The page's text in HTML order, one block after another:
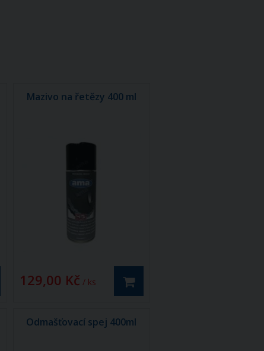
Mazivo na řetězy 400 ml
129,00 Kč / ks
Odmašťovací spej 400ml